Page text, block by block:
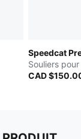
Speedcat
Souliers
CAD